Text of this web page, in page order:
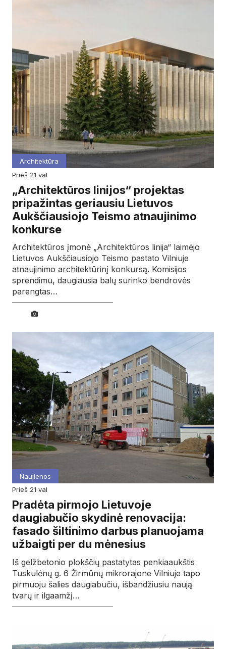
Architektūra
prieš 21 val
„Architektūros linijos“ projektas
pripažintas geriausiu Lietuvos
Aukščiausiojo Teismo atnaujinimo
konkurse
Architektūros įmonė „Architektūros linija“ laimėjo
Lietuvos Aukščiausiojo Teismo pastato Vilniuje
atnaujinimo architektūrinį konkursą. Komisijos
sprendimu, daugiausia balų surinko bendrovės
parengtas…
Naujienos
prieš 21 val
Pradėta pirmojo Lietuvoje
daugiabučio skydinė renovacija:
fasado šiltinimo darbus planuojama
užbaigti per du mėnesius
Iš gelžbetonio plokščių pastatytas penkiaaukštis
Tuskulėnų g. 6 Žirmūnų mikrorajone Vilniuje tapo
pirmuoju šalies daugiabučiu, išbandžiusiu naują
tvarų ir ilgaamžį…